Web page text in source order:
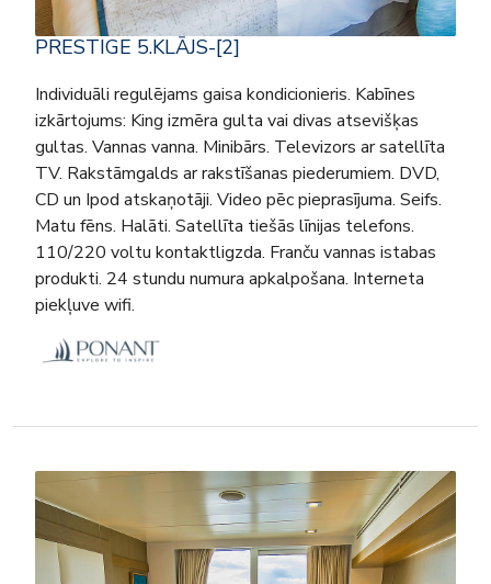
PRESTIGE 5.KLĀJS-[2]
Individuāli regulējams gaisa kondicionieris. Kabīnes
izkārtojums: King izmēra gulta vai divas atsevišķas
gultas. Vannas vanna. Minibārs. Televizors ar satellīta
TV. Rakstāmgalds ar rakstīšanas piederumiem. DVD,
CD un Ipod atskaņotāji. Video pēc pieprasījuma. Seifs.
Matu fēns. Halāti. Satellīta tiešās līnijas telefons.
110/220 voltu kontaktligzda. Franču vannas istabas
produkti. 24 stundu numura apkalpošana. Interneta
piekļuve wifi.